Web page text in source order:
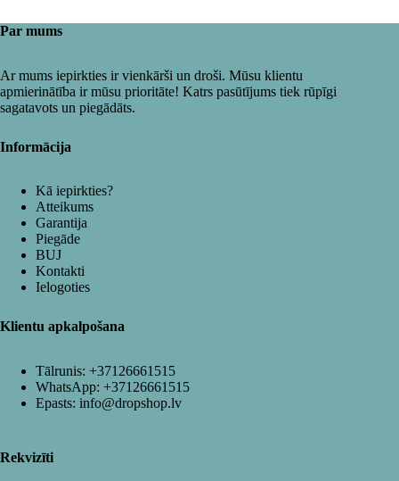
Par mums
Ar mums iepirkties ir vienkārši un droši. Mūsu klientu
apmierinātība ir mūsu prioritāte! Katrs pasūtījums tiek rūpīgi
sagatavots un piegādāts.
Informācija
Kā iepirkties?
Atteikums
Garantija
Piegāde
BUJ
Kontakti
Ielogoties
Klientu apkalpošana
Tālrunis: +37126661515
WhatsApp: +37126661515
Epasts: info@dropshop.lv
Rekvizīti